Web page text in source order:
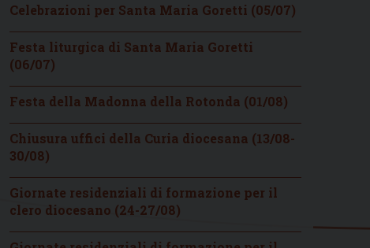
Celebrazioni per Santa Maria Goretti (05/07)
Festa liturgica di Santa Maria Goretti
(06/07)
Festa della Madonna della Rotonda (01/08)
Chiusura uffici della Curia diocesana (13/08-
30/08)
Giornate residenziali di formazione per il
clero diocesano (24-27/08)